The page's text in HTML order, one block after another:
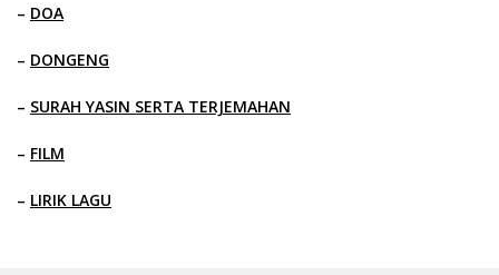
– DOA
– DONGENG
– SURAH YASIN SERTA TERJEMAHAN
– FILM
– LIRIK LAGU